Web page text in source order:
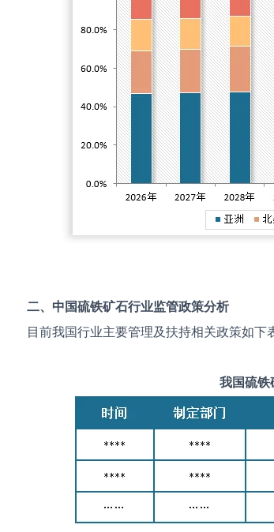
二、中国硫铁矿石行业监管政策分析
目前我国行业主要管理及扶持相关政策如下
我国硫铁